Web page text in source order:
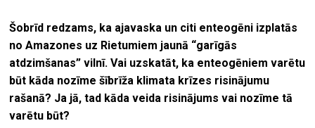
Šobrīd redzams, ka ajavaska un citi enteogēni izplatās
no Amazones uz Rietumiem jaunā “garīgās
atdzimšanas” vilnī. Vai uzskatāt, ka enteogēniem varētu
būt kāda nozīme šībrīža klimata krīzes risinājumu
rašanā? Ja jā, tad kāda veida risinājums vai nozīme tā
varētu būt?